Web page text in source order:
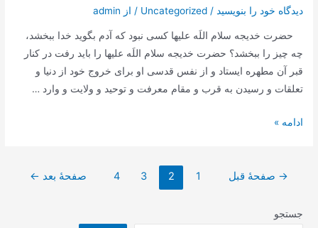
دیدگاه‌ خود را بنویسید /
Uncategorized / از admin
حضرت خدیجه سلام اللَه علیها كسی نبود كه آدم بگوید خدا ببخشد،
چه چیز را ببخشد؟ حضرت خدیجه سلام اللَه علیها را باید رفت در كنار
قبر آن مطهره ایستاد و از نفس قدسی او برای خروج خود از دنیا و
تعلقات و رسیدن به قرب و مقام معرفت و توحید و ولایت و وارد …
حضرت
عنوان
ادامه »
صفحه‌بندی
→ صفحهٔ قبل 1
2
3
4 صفحهٔ بعد ←
جستجو